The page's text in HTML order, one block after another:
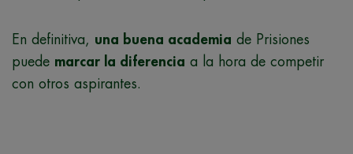
En definitiva, una buena academia de Prisiones
puede marcar la diferencia a la hora de competir
con otros aspirantes.